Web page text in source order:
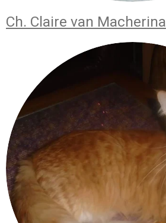
Ch. Claire van Macherina